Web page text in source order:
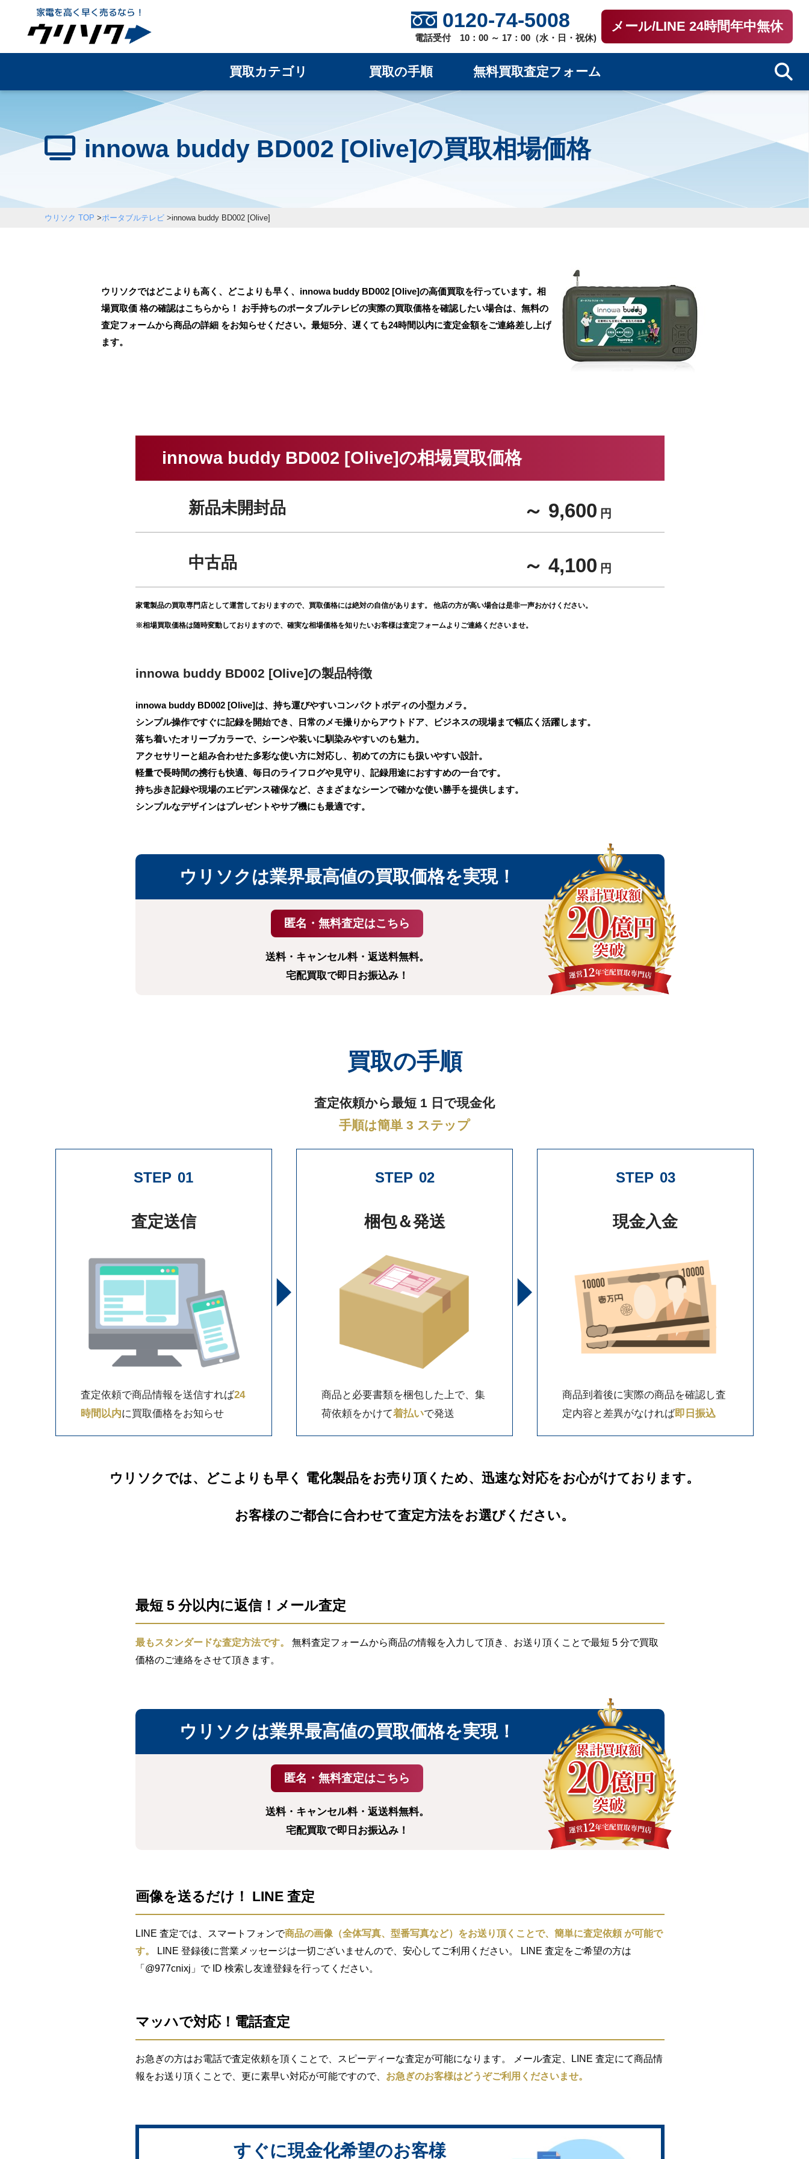
0120-74-5008
電話受付 10：00 ～ 17：00（水・日・祝休)
メール/LINE 24時間年中無休
買取カテゴリ 買取の手順 無料買取査定フォーム
innowa buddy BD002 [Olive]の買取相場価格
ウリソク TOP >ポータブルテレビ>innowa buddy BD002 [Olive]
ウリソクではどこよりも高く、どこよりも早く、innowa buddy BD002 [Olive]の高価買取を行っています。相
場買取価 格の確認はこちらから！ お手持ちのポータブルテレビの実際の買取価格を確認したい場合は、無料の
査定フォームから商品の詳細 をお知らせください。最短5分、遅くても24時間以内に査定金額をご連絡差し上げ
ます。
innowa buddy BD002 [Olive]の相場買取価格
新品未開封品 ～ 9,600 円
中古品 ～ 4,100 円
家電製品の買取専門店として運営しておりますので、買取価格には絶対の自信があります。 他店の方が高い場合は是非一声おかけください。
※相場買取価格は随時変動しておりますので、確実な相場価格を知りたいお客様は査定フォームよりご連絡くださいませ。
innowa buddy BD002 [Olive]の製品特徴
innowa buddy BD002 [Olive]は、持ち運びやすいコンパクトボディの小型カメラ。
シンプル操作ですぐに記録を開始でき、日常のメモ撮りからアウトドア、ビジネスの現場まで幅広く活躍します。
落ち着いたオリーブカラーで、シーンや装いに馴染みやすいのも魅力。
アクセサリーと組み合わせた多彩な使い方に対応し、初めての方にも扱いやすい設計。
軽量で長時間の携行も快適、毎日のライフログや見守り、記録用途におすすめの一台です。
持ち歩き記録や現場のエビデンス確保など、さまざまなシーンで確かな使い勝手を提供します。
シンプルなデザインはプレゼントやサブ機にも最適です。
ウリソクは業界最高値の買取価格を実現！
送料・キャンセル料・返送料無料。
宅配買取で即日お振込み！
買取の手順
査定依頼から最短 1 日で現金化
手順は簡単 3 ステップ
STEP 01
査定送信
査定依頼で商品情報を送信すれば24
時間以内に買取価格をお知らせ
STEP 02
梱包＆発送
商品と必要書類を梱包した上で、集
荷依頼をかけて着払いで発送
STEP 03
現金入金
商品到着後に実際の商品を確認し査
定内容と差異がなければ即日振込
ウリソクでは、どこよりも早く 電化製品をお売り頂くため、迅速な対応をお心がけております。
お客様のご都合に合わせて査定方法をお選びください。
最短 5 分以内に返信！メール査定
最もスタンダードな査定方法です。
無料査定フォームから商品の情報を入力して頂き、お送り頂くことで最短 5 分で買取
価格のご連絡をさせて頂きます。
ウリソクは業界最高値の買取価格を実現！
送料・キャンセル料・返送料無料。
宅配買取で即日お振込み！
画像を送るだけ！ LINE 査定
LINE 査定では、スマートフォンで商品の画像（全体写真、型番写真など）をお送り頂くことで、簡単に査定依頼 が可能で
す。
LINE 登録後に営業メッセージは一切ございませんので、安心してご利用ください。 LINE 査定をご希望の方は
「@977cnixj」で ID 検索し友達登録を行ってください。
マッハで対応！電話査定
お急ぎの方はお電話で査定依頼を頂くことで、スピーディーな査定が可能になります。 メール査定、LINE 査定にて商品情
報をお送り頂くことで、更に素早い対応が可能ですので、 お急ぎのお客様はどうぞご利用くださいませ。
すぐに現金化希望のお客様